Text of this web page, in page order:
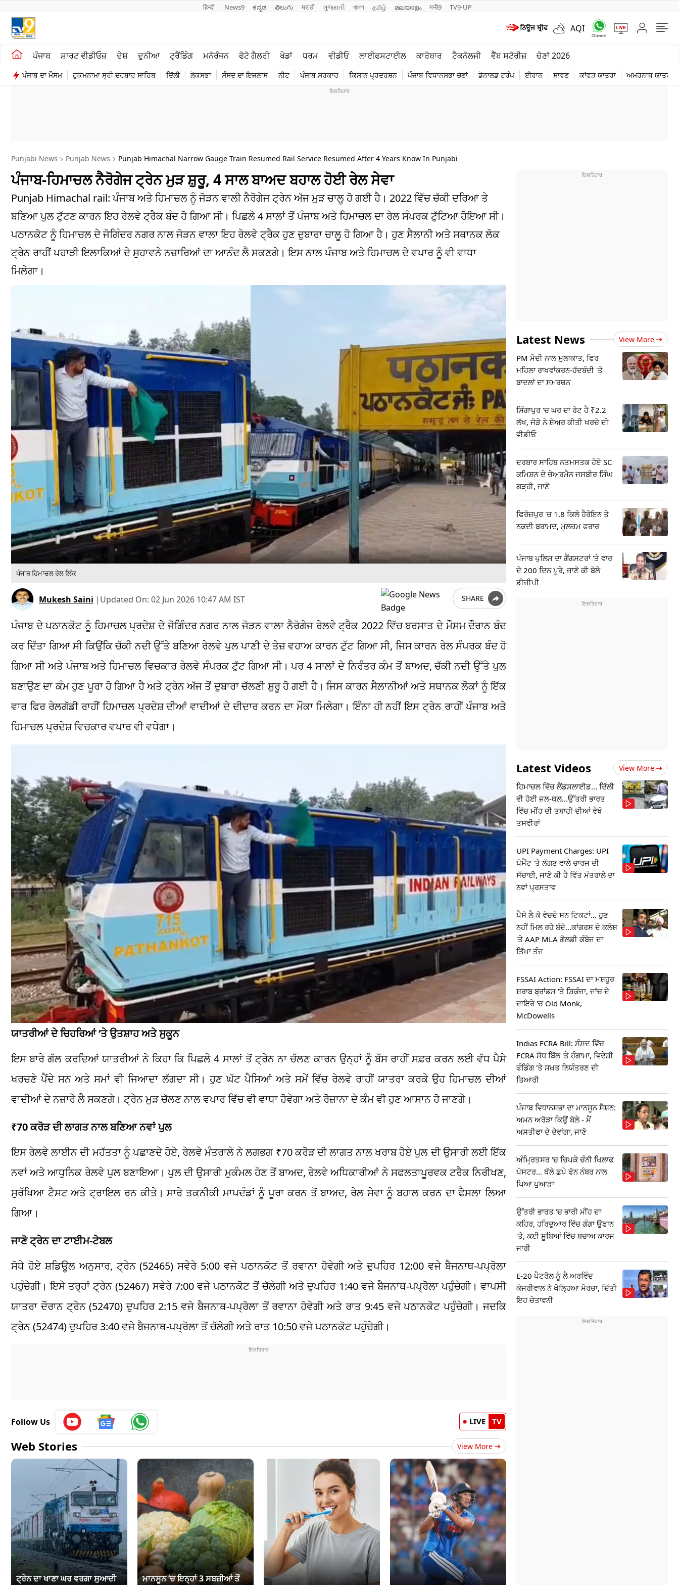
हिन्दी News9 ಕನ್ನಡ తెలుగు मराठी ગુજરાતી বাংলা தமிழ் മലയാളം मनी9 TV9-UP
AQI
ਪੰਜਾਬ ਸ਼ਾਰਟ ਵੀਡੀਓਜ਼ ਦੇਸ਼ ਦੁਨੀਆ ਟ੍ਰੈਂਡਿੰਗ ਮਨੋਰੰਜਨ ਫੋਟੋ ਗੈਲਰੀ ਖੇਡਾਂ ਧਰਮ ਵੀਡੀਓ ਲਾਈਫਸਟਾਈਲ ਕਾਰੋਬਾਰ ਟੈਕਨੋਲਜੀ ਵੈੱਬ ਸਟੋਰੀਜ਼ ਚੋਣਾਂ 2026
ਪੰਜਾਬ ਦਾ ਮੌਸਮ ਹੁਕਮਨਾਮਾ ਸ੍ਰੀ ਦਰਬਾਰ ਸਾਹਿਬ ਦਿੱਲੀ ਲੋਕਸਭਾ ਸੰਸਦ ਦਾ ਇਜਲਾਸ ਨੀਟ ਪੰਜਾਬ ਸਰਕਾਰ ਕਿਸਾਨ ਪ੍ਰਦਰਸ਼ਨ ਪੰਜਾਬ ਵਿਧਾਨਸਭਾ ਚੋਣਾਂ ਡੋਨਾਲਡ ਟਰੰਪ ਈਰਾਨ ਸਾਵਣ ਕਾਂਵੜ ਯਾਤਰਾ ਅਮਰਨਾਥ ਯਾਤਰਾ
ਖੇਤੀਬਾੜੀ
ਸ਼ਾਰਟ ਵੀਡੀਓਜ਼
ਮਨੋਰੰਜਨ
ਪੰਜਾਬ
ਟੈਕਨੋਲਜੀ
ਦੁਨੀਆ
Punjabi News Punjab News Punjab Himachal Narrow Gauge Train Resumed Rail Service Resumed After 4 Years Know In Punjabi
ਪੰਜਾਬ-ਹਿਮਾਚਲ ਨੈਰੋਗੇਜ ਟ੍ਰੇਨ ਮੁੜ ਸ਼ੁਰੂ, 4 ਸਾਲ ਬਾਅਦ ਬਹਾਲ ਹੋਈ ਰੇਲ ਸੇਵਾ
Punjab Himachal rail: ਪੰਜਾਬ ਅਤੇ ਹਿਮਾਚਲ ਨੂੰ ਜੋੜਨ ਵਾਲੀ ਨੈਰੋਗੇਜ ਟ੍ਰੇਨ ਅੱਜ ਮੁੜ ਚਾਲੂ ਹੋ ਗਈ ਹੈ। 2022 ਵਿੱਚ ਚੱਕੀ ਦਰਿਆ ਤੇ
ਬਣਿਆ ਪੁਲ ਟੁੱਟਣ ਕਾਰਨ ਇਹ ਰੇਲਵੇ ਟ੍ਰੈਕ ਬੰਦ ਹੋ ਗਿਆ ਸੀ। ਪਿਛਲੇ 4 ਸਾਲਾਂ ਤੋਂ ਪੰਜਾਬ ਅਤੇ ਹਿਮਾਚਲ ਦਾ ਰੇਲ ਸੰਪਰਕ ਟੁੱਟਿਆ ਹੋਇਆ ਸੀ।
ਪਠਾਨਕੋਟ ਨੂੰ ਹਿਮਾਚਲ ਦੇ ਜੋਗਿੰਦਰ ਨਗਰ ਨਾਲ ਜੋੜਨ ਵਾਲਾ ਇਹ ਰੇਲਵੇ ਟ੍ਰੈਕ ਹੁਣ ਦੁਬਾਰਾ ਚਾਲੂ ਹੋ ਗਿਆ ਹੈ। ਹੁਣ ਸੈਲਾਨੀ ਅਤੇ ਸਥਾਨਕ ਲੋਕ
ਟ੍ਰੇਨ ਰਾਹੀਂ ਪਹਾੜੀ ਇਲਾਕਿਆਂ ਦੇ ਸੁਹਾਵਨੇ ਨਜ਼ਾਰਿਆਂ ਦਾ ਆਨੰਦ ਲੈ ਸਕਣਗੇ। ਇਸ ਨਾਲ ਪੰਜਾਬ ਅਤੇ ਹਿਮਾਚਲ ਦੇ ਵਪਾਰ ਨੂੰ ਵੀ ਵਾਧਾ
ਮਿਲੇਗਾ।
ਪੰਜਾਬ ਹਿਮਾਚਲ ਰੇਲ ਲਿੰਕ
Mukesh Saini | Updated On: 02 Jun 2026 10:47 AM IST SHARE
ਪੰਜਾਬ ਦੇ ਪਠਾਨਕੋਟ ਨੂੰ ਹਿਮਾਚਲ ਪ੍ਰਦੇਸ਼ ਦੇ ਜੋਗਿੰਦਰ ਨਗਰ ਨਾਲ ਜੋੜਨ ਵਾਲਾ ਨੈਰੋਗੇਜ ਰੇਲਵੇ ਟ੍ਰੈਕ 2022 ਵਿੱਚ ਬਰਸਾਤ ਦੇ ਮੌਸਮ ਦੌਰਾਨ ਬੰਦ
ਕਰ ਦਿੱਤਾ ਗਿਆ ਸੀ ਕਿਉਂਕਿ ਚੱਕੀ ਨਦੀ ਉੱਤੇ ਬਣਿਆ ਰੇਲਵੇ ਪੁਲ ਪਾਣੀ ਦੇ ਤੇਜ਼ ਵਹਾਅ ਕਾਰਨ ਟੁੱਟ ਗਿਆ ਸੀ, ਜਿਸ ਕਾਰਨ ਰੇਲ ਸੰਪਰਕ ਬੰਦ ਹੋ
ਗਿਆ ਸੀ ਅਤੇ ਪੰਜਾਬ ਅਤੇ ਹਿਮਾਚਲ ਵਿਚਕਾਰ ਰੇਲਵੇ ਸੰਪਰਕ ਟੁੱਟ ਗਿਆ ਸੀ। ਪਰ 4 ਸਾਲਾਂ ਦੇ ਨਿਰੰਤਰ ਕੰਮ ਤੋਂ ਬਾਅਦ, ਚੱਕੀ ਨਦੀ ਉੱਤੇ ਪੁਲ
ਬਣਾਉਣ ਦਾ ਕੰਮ ਹੁਣ ਪੂਰਾ ਹੋ ਗਿਆ ਹੈ ਅਤੇ ਟ੍ਰੇਨ ਅੱਜ ਤੋਂ ਦੁਬਾਰਾ ਚੱਲਣੀ ਸ਼ੁਰੂ ਹੋ ਗਈ ਹੈ। ਜਿਸ ਕਾਰਨ ਸੈਲਾਨੀਆਂ ਅਤੇ ਸਥਾਨਕ ਲੋਕਾਂ ਨੂੰ ਇੱਕ
ਵਾਰ ਫਿਰ ਰੇਲਗੱਡੀ ਰਾਹੀਂ ਹਿਮਾਚਲ ਪ੍ਰਦੇਸ਼ ਦੀਆਂ ਵਾਦੀਆਂ ਦੇ ਦੀਦਾਰ ਕਰਨ ਦਾ ਮੌਕਾ ਮਿਲੇਗਾ। ਇੰਨਾ ਹੀ ਨਹੀਂ ਇਸ ਟ੍ਰੇਨ ਰਾਹੀਂ ਪੰਜਾਬ ਅਤੇ
ਹਿਮਾਚਲ ਪ੍ਰਦੇਸ਼ ਵਿਚਕਾਰ ਵਪਾਰ ਵੀ ਵਧੇਗਾ।
ਯਾਤਰੀਆਂ ਦੇ ਚਿਹਰਿਆਂ ‘ਤੇ ਉਤਸ਼ਾਹ ਅਤੇ ਸੁਕੂਨ
ਇਸ ਬਾਰੇ ਗੱਲ ਕਰਦਿਆਂ ਯਾਤਰੀਆਂ ਨੇ ਕਿਹਾ ਕਿ ਪਿਛਲੇ 4 ਸਾਲਾਂ ਤੋਂ ਟ੍ਰੇਨ ਨਾ ਚੱਲਣ ਕਾਰਨ ਉਨ੍ਹਾਂ ਨੂੰ ਬੱਸ ਰਾਹੀਂ ਸਫ਼ਰ ਕਰਨ ਲਈ ਵੱਧ ਪੈਸੇ
ਖਰਚਣੇ ਪੈਂਦੇ ਸਨ ਅਤੇ ਸਮਾਂ ਵੀ ਜਿਆਦਾ ਲੱਗਦਾ ਸੀ। ਹੁਣ ਘੱਟ ਪੈਸਿਆਂ ਅਤੇ ਸਮੇਂ ਵਿੱਚ ਰੇਲਵੇ ਰਾਹੀਂ ਯਾਤਰਾ ਕਰਕੇ ਉਹ ਹਿਮਾਚਲ ਦੀਆਂ
ਵਾਦੀਆਂ ਦੇ ਨਜ਼ਾਰੇ ਲੈ ਸਕਣਗੇ। ਟ੍ਰੇਨ ਮੁੜ ਚੱਲਣ ਨਾਲ ਵਪਾਰ ਵਿੱਚ ਵੀ ਵਾਧਾ ਹੋਵੇਗਾ ਅਤੇ ਰੋਜ਼ਾਨਾ ਦੇ ਕੰਮ ਵੀ ਹੁਣ ਆਸਾਨ ਹੋ ਜਾਣਗੇ।
₹70 ਕਰੋੜ ਦੀ ਲਾਗਤ ਨਾਲ ਬਣਿਆ ਨਵਾਂ ਪੁਲ
ਇਸ ਰੇਲਵੇ ਲਾਈਨ ਦੀ ਮਹੱਤਤਾ ਨੂੰ ਪਛਾਣਦੇ ਹੋਏ, ਰੇਲਵੇ ਮੰਤਰਾਲੇ ਨੇ ਲਗਭਗ ₹70 ਕਰੋੜ ਦੀ ਲਾਗਤ ਨਾਲ ਖਰਾਬ ਹੋਏ ਪੁਲ ਦੀ ਉਸਾਰੀ ਲਈ ਇੱਕ
ਨਵਾਂ ਅਤੇ ਆਧੁਨਿਕ ਰੇਲਵੇ ਪੁਲ ਬਣਾਇਆ। ਪੁਲ ਦੀ ਉਸਾਰੀ ਮੁਕੰਮਲ ਹੋਣ ਤੋਂ ਬਾਅਦ, ਰੇਲਵੇ ਅਧਿਕਾਰੀਆਂ ਨੇ ਸਫਲਤਾਪੂਰਵਕ ਟਰੈਕ ਨਿਰੀਖਣ,
ਸੁਰੱਖਿਆ ਟੈਸਟ ਅਤੇ ਟ੍ਰਾਇਲ ਰਨ ਕੀਤੇ। ਸਾਰੇ ਤਕਨੀਕੀ ਮਾਪਦੰਡਾਂ ਨੂੰ ਪੂਰਾ ਕਰਨ ਤੋਂ ਬਾਅਦ, ਰੇਲ ਸੇਵਾ ਨੂੰ ਬਹਾਲ ਕਰਨ ਦਾ ਫੈਸਲਾ ਲਿਆ
ਗਿਆ।
ਜਾਣੋ ਟ੍ਰੇਨ ਦਾ ਟਾਈਮ-ਟੇਬਲ
ਸੋਧੇ ਹੋਏ ਸ਼ਡਿਊਲ ਅਨੁਸਾਰ, ਟ੍ਰੇਨ (52465) ਸਵੇਰੇ 5:00 ਵਜੇ ਪਠਾਨਕੋਟ ਤੋਂ ਰਵਾਨਾ ਹੋਵੇਗੀ ਅਤੇ ਦੁਪਹਿਰ 12:00 ਵਜੇ ਬੈਜਨਾਥ-ਪਪ੍ਰੋਲਾ
ਪਹੁੰਚੇਗੀ। ਇਸੇ ਤਰ੍ਹਾਂ ਟ੍ਰੇਨ (52467) ਸਵੇਰੇ 7:00 ਵਜੇ ਪਠਾਨਕੋਟ ਤੋਂ ਚੱਲੇਗੀ ਅਤੇ ਦੁਪਹਿਰ 1:40 ਵਜੇ ਬੈਜਨਾਥ-ਪਪ੍ਰੋਲਾ ਪਹੁੰਚੇਗੀ। ਵਾਪਸੀ
ਯਾਤਰਾ ਦੌਰਾਨ ਟ੍ਰੇਨ (52470) ਦੁਪਹਿਰ 2:15 ਵਜੇ ਬੈਜਨਾਥ-ਪਪ੍ਰੋਲਾ ਤੋਂ ਰਵਾਨਾ ਹੋਵੇਗੀ ਅਤੇ ਰਾਤ 9:45 ਵਜੇ ਪਠਾਨਕੋਟ ਪਹੁੰਚੇਗੀ। ਜਦਕਿ
ਟ੍ਰੇਨ (52474) ਦੁਪਹਿਰ 3:40 ਵਜੇ ਬੈਜਨਾਥ-ਪਪ੍ਰੋਲਾ ਤੋਂ ਚੱਲੇਗੀ ਅਤੇ ਰਾਤ 10:50 ਵਜੇ ਪਠਾਨਕੋਟ ਪਹੁੰਚੇਗੀ।
Follow Us LIVE TV
Web Stories View More
ਟ੍ਰੇਨ ਦਾ ਖਾਣਾ ਘਰ ਵਰਗਾ ਸੁਆਦੀ
ਮਾਨਸੂਨ ‘ਚ ਇਨ੍ਹਾਂ 3 ਸਬਜ਼ੀਆਂ ਤੋਂ
Latest News View More
PM ਮੋਦੀ ਨਾਲ ਮੁਲਾਕਾਤ, ਫਿਰ
ਮਹਿਲਾ ਰਾਖਵਾਂਕਰਨ-ਹੱਦਬੰਦੀ 'ਤੇ
ਬਾਦਲਾਂ ਦਾ ਸਮਰਥਨ
ਸਿੰਗਾਪੁਰ 'ਚ ਘਰ ਦਾ ਰੇਟ ਹੈ ₹2.2
ਲੱਖ, ਜੋੜੇ ਨੇ ਸ਼ੇਅਰ ਕੀਤੀ ਖਰਚੇ ਦੀ
ਵੀਡੀਓ
ਦਰਬਾਰ ਸਾਹਿਬ ਨਤਮਸਤਕ ਹੋਏ SC
ਕਮਿਸ਼ਨ ਦੇ ਚੇਅਰਮੈਨ ਜਸਬੀਰ ਸਿੰਘ
ਗੜ੍ਹੀ, ਜਾਣੋ
ਫਿਰੋਜ਼ਪੁਰ 'ਚ 1.8 ਕਿਲੋ ਹੈਰੋਇਨ ਤੇ
ਨਕਦੀ ਬਰਾਮਦ, ਮੁਲਜ਼ਮ ਫਰਾਰ
ਪੰਜਾਬ ਪੁਲਿਸ ਦਾ ਗੈਂਗਸਟਰਾਂ 'ਤੇ ਵਾਰ
ਦੇ 200 ਦਿਨ ਪੂਰੇ, ਜਾਣੋ ਕੀ ਬੋਲੇ
ਡੀਜੀਪੀ
Latest Videos View More
ਹਿਮਾਚਲ ਵਿੱਚ ਲੈਂਡਸਲਾਈਡ... ਦਿੱਲੀ
ਵੀ ਹੋਈ ਜਲ-ਥਲ...ਉੱਤਰੀ ਭਾਰਤ
ਵਿੱਚ ਮੀਂਹ ਦੀ ਤਬਾਹੀ ਦੀਆਂ ਵੇਖੋ
ਤਸਵੀਰਾਂ
UPI Payment Charges: UPI
ਪੇਮੈਂਟ 'ਤੇ ਲੱਗਣ ਵਾਲੇ ਚਾਰਜ ਦੀ
ਸੱਚਾਈ, ਜਾਣੋ ਕੀ ਹੈ ਵਿੱਤ ਮੰਤਰਾਲੇ ਦਾ
ਨਵਾਂ ਪ੍ਰਸਤਾਵ
ਪੈਸੇ ਲੈ ਕੇ ਵੇਚਦੇ ਸਨ ਟਿਕਟਾਂ... ਹੁਣ
ਨਹੀਂ ਮਿਲ ਰਹੇ ਬੰਦੇ...ਕਾਂਗਰਸ ਦੇ ਕਲੇਸ਼
'ਤੇ AAP MLA ਗੋਲਡੀ ਕੰਬੋਜ ਦਾ
ਤਿੱਖਾ ਤੰਜ
FSSAI Action: FSSAI ਦਾ ਮਸ਼ਹੂਰ
ਸ਼ਰਾਬ ਬ੍ਰਾਂਡਸ 'ਤੇ ਸ਼ਿਕੰਜਾ, ਜਾਂਚ ਦੇ
ਦਾਇਰੇ 'ਚ Old Monk,
McDowells
Indias FCRA Bill: ਸੰਸਦ ਵਿੱਚ
FCRA ਸੋਧ ਬਿੱਲ 'ਤੇ ਹੰਗਾਮਾ, ਵਿਦੇਸ਼ੀ
ਫੰਡਿੰਗ 'ਤੇ ਸਖ਼ਤ ਨਿਯੰਤਰਣ ਦੀ
ਤਿਆਰੀ
ਪੰਜਾਬ ਵਿਧਾਨਸਭਾ ਦਾ ਮਾਨਸੂਨ ਸੈਸ਼ਨ:
ਅਮਨ ਅਰੋੜਾ ਕਿਉਂ ਬੋਲੇ - ਮੈਂ
ਅਸਤੀਫਾ ਦੇ ਦੇਵਾਂਗਾ, ਜਾਣੋ
ਅੰਮ੍ਰਿਤਸਰ 'ਚ ਚਿਪਕੇ ਚੰਨੀ ਖਿਲਾਫ
ਪੋਸਟਰ... ਥੱਲੇ ਛਪੇ ਫੋਨ ਨੰਬਰ ਨਾਲ
ਪਿਆ ਪੁਆੜਾ
ਉੱਤਰੀ ਭਾਰਤ 'ਚ ਭਾਰੀ ਮੀਂਹ ਦਾ
ਕਹਿਰ, ਹਰਿਦੁਆਰ ਵਿੱਚ ਗੰਗਾ ਉਫਾਨ
'ਤੇ, ਕਈ ਸੂਬਿਆਂ ਵਿੱਚ ਬਚਾਅ ਕਾਰਜ
ਜਾਰੀ
E-20 ਪੈਟਰੋਲ ਨੂੰ ਲੈ ਅਰਵਿੰਦ
ਕੇਜਰੀਵਾਲ ਨੇ ਖੋਲ੍ਹਿਆ ਮੋਰਚਾ, ਦਿੱਤੀ
ਇਹ ਚੇਤਾਵਨੀ